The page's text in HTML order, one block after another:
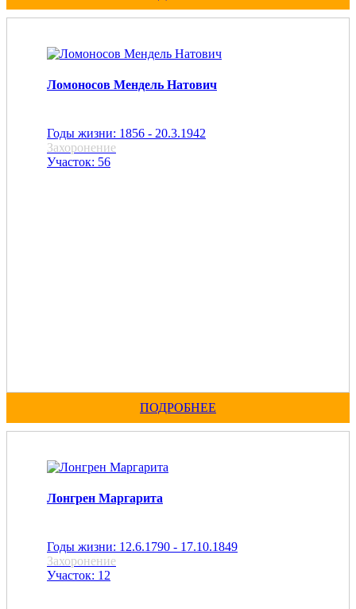
Ломоносов Мендель Натович
Годы жизни: 1856 - 20.3.1942
Захоронение
Участок: 56
ПОДРОБНЕЕ
Лонгрен Маргарита
Годы жизни: 12.6.1790 - 17.10.1849
Захоронение
Участок: 12